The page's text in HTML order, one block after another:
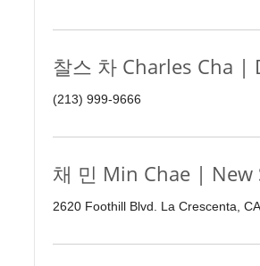
찰스 차 Charles Cha |
(213) 999-9666
채 민 Min Chae | New
2620 Foothill Blvd. La Crescenta,